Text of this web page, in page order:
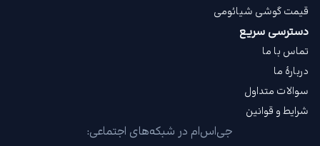
قیمت گوشی شیائومی
دسترسی سریع
تماس با ما
دربارهٔ ما
سوالات متداول
شرایط و قوانین
جی‌اس‌ام در شبکه‌های اجتماعی: